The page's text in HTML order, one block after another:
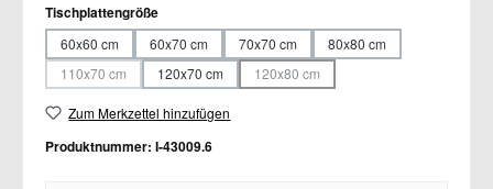
Tischplattengrößeauswählen
60x60 cm 60x70 cm 70x70 cm
80x80 cm
110x70 cm(Diese Option ist zurzeit nicht verfügbar.)
120x70 cm 120x80 cm(Diese Option ist zurzeit nicht
Zum Merkzettel hinzufügen
Produktnummer: I-43009.6